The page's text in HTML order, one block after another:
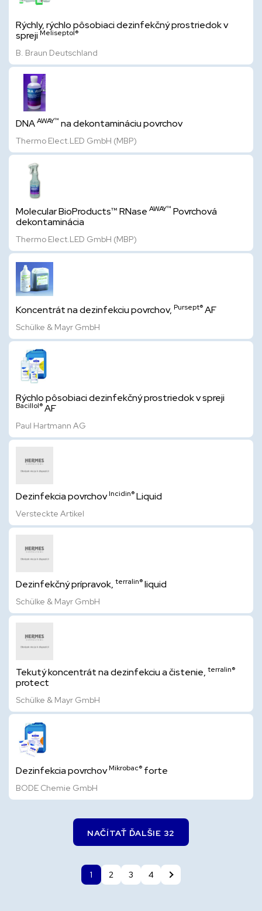
Rýchly, rýchlo pôsobiaci dezinfekčný prostriedok v
sprejiMeliseptol®
B. Braun Deutschland
DNAAWAY™ na dekontamináciu povrchov
Thermo Elect.LED GmbH (MBP)
Molecular BioProducts™ RNase AWAY™ Povrchová
dekontaminácia
Thermo Elect.LED GmbH (MBP)
Koncentrát na dezinfekciu povrchov, Pursept®AF
Schülke & Mayr GmbH
Rýchlo pôsobiaci dezinfekčný prostriedok v spreji
Bacillol®AF
Paul Hartmann AG
Dezinfekcia povrchovIncidin®Liquid
Versteckte Artikel
Dezinfekčný prípravok, terralin®liquid
Schülke & Mayr GmbH
Tekutý koncentrát na dezinfekciu a čistenie, terralin®
protect
Schülke & Mayr GmbH
Dezinfekcia povrchovMikrobac® forte
BODE Chemie GmbH
NAČÍTAŤ ĎALŠIE 32
1 2 3 4